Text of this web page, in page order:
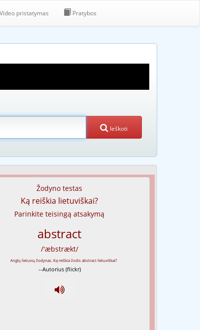
Video pristatymas Pratybos
Ieškoti
Žodyno testas
Ką reiškia lietuviškai?
Parinkite teisingą atsakymą
abstract
/'æbstrækt/
--Autorius (flickr)